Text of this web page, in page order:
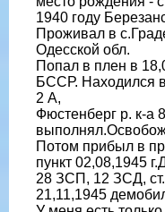
1940 году
Проживал в
Одесской обл.
Попал в плен в
БССР. Находился
2 А,
Фюстенберг р. к-а
Потом прибыл в
пункт 02,08,1945
28 ЗСП, 12 ЗСД,
21,11,1945